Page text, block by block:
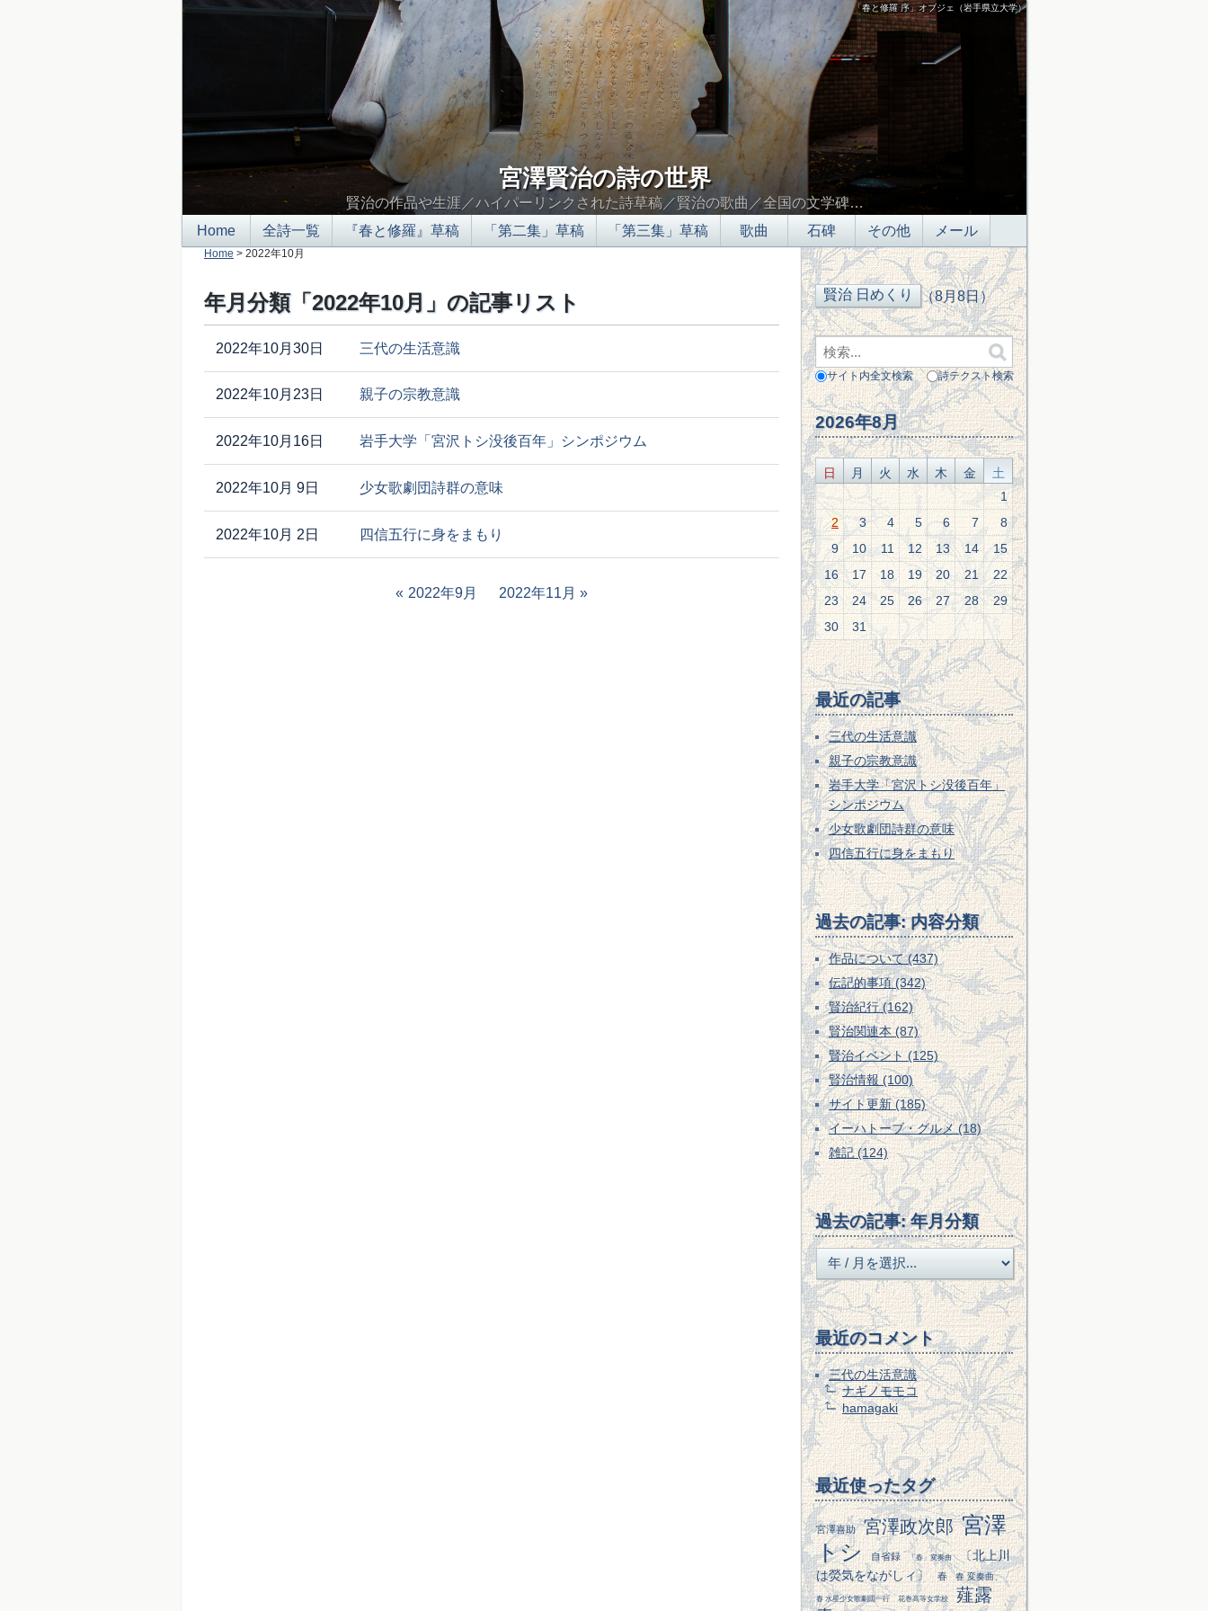
「春と修羅 序」オブジェ（岩手県立大学）
宮澤賢治の詩の世界
賢治の作品や生涯／ハイパーリンクされた詩草稿／賢治の歌曲／全国の文学碑…
Home
全詩一覧 『春と修羅』草稿 「第二集」草稿 「第三集」草稿 歌曲 石碑 その他 メール
Home > 2022年10月
年月分類「2022年10月」の記事リスト
2022年10月30日 三代の生活意識
2022年10月23日 親子の宗教意識
2022年10月16日 岩手大学「宮沢トシ没後百年」シンポジウム
2022年10月 9日 少女歌劇団詩群の意味
2022年10月 2日 四信五行に身をまもり
2022年9月 2022年11月
（8月8日）
サイト内全文検索 詩テクスト検索
2026年8月
日 月 火 水 木 金
土
1
2
3 4 5 6 7
8
9
10 11 12 13 14
15
16
17 18 19 20 21
22
23
24 25 26 27 28
29
30
31
最近の記事
三代の生活意識
親子の宗教意識
岩手大学「宮沢トシ没後百年」
シンポジウム
少女歌劇団詩群の意味
四信五行に身をまもり
過去の記事: 内容分類
作品について (437)
伝記的事項 (342)
賢治紀行 (162)
賢治関連本 (87)
賢治イベント (125)
賢治情報 (100)
サイト更新 (185)
イーハトーブ・グルメ (18)
雑記 (124)
過去の記事: 年月分類
最近のコメント
三代の生活意識
ナギノモモコ
hamagaki
最近使ったタグ
宮澤喜助 宮澤政次郎 宮澤
トシ
自省録 「春」変奏曲
〔北上川
は熒気をながしィ〕
春 春 変奏曲、
春 水星少女歌劇団一行 花巻高等女学校
薤露